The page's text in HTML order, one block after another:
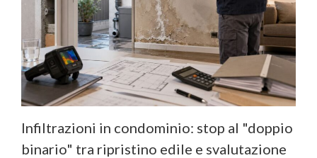
Infiltrazioni in condominio: stop al "doppio
binario" tra ripristino edile e svalutazione